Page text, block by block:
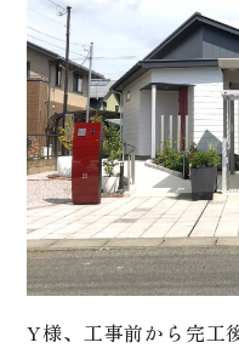
Y様、工事前から完工